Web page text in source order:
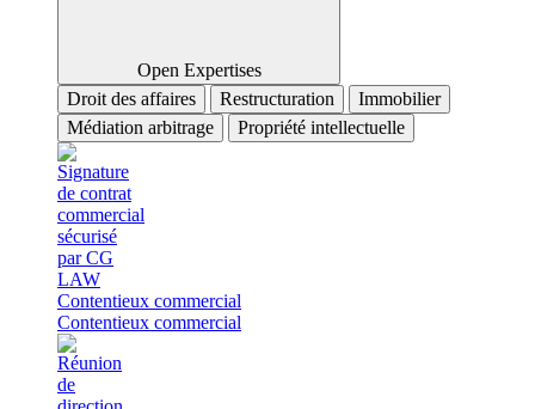
Open Expertises
Droit des affaires
Restructuration
Immobilier
Médiation arbitrage
Propriété intellectuelle
Contentieux commercial
Contentieux commercial